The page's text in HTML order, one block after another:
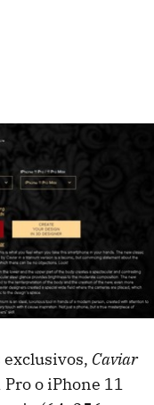
exclusivos, Caviar
o iPhone 11